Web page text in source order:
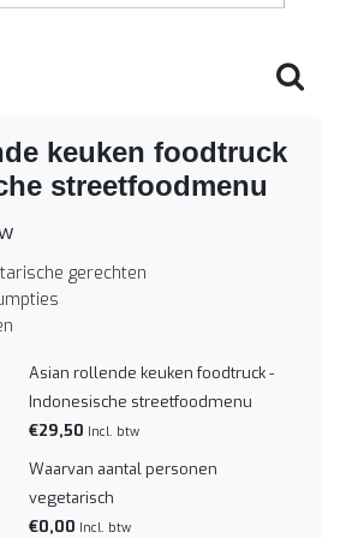
keuken foodtruck
streetfoodmenu
gerechten
Asian rollende keuken foodtruck -
Indonesische streetfoodmenu
€29,50 Incl. btw
Waarvan aantal personen
vegetarisch
€0,00 Incl. btw